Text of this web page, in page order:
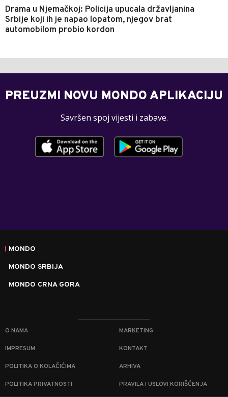
Drama u Njemačkoj: Policija upucala državljanina
Srbije koji ih je napao lopatom, njegov brat
automobilom probio kordon
PREUZMI NOVU MONDO APLIKACIJU
Savršen spoj vijesti i zabave.
MONDO
MONDO SRBIJA
MONDO CRNA GORA
O NAMA MARKETING
IMPRESUM KONTAKT
POLITIKA O KOLAČIĆIMA ARHIVA
POLITIKA PRIVATNOSTI PRAVILA I USLOVI KORIŠĆENJA